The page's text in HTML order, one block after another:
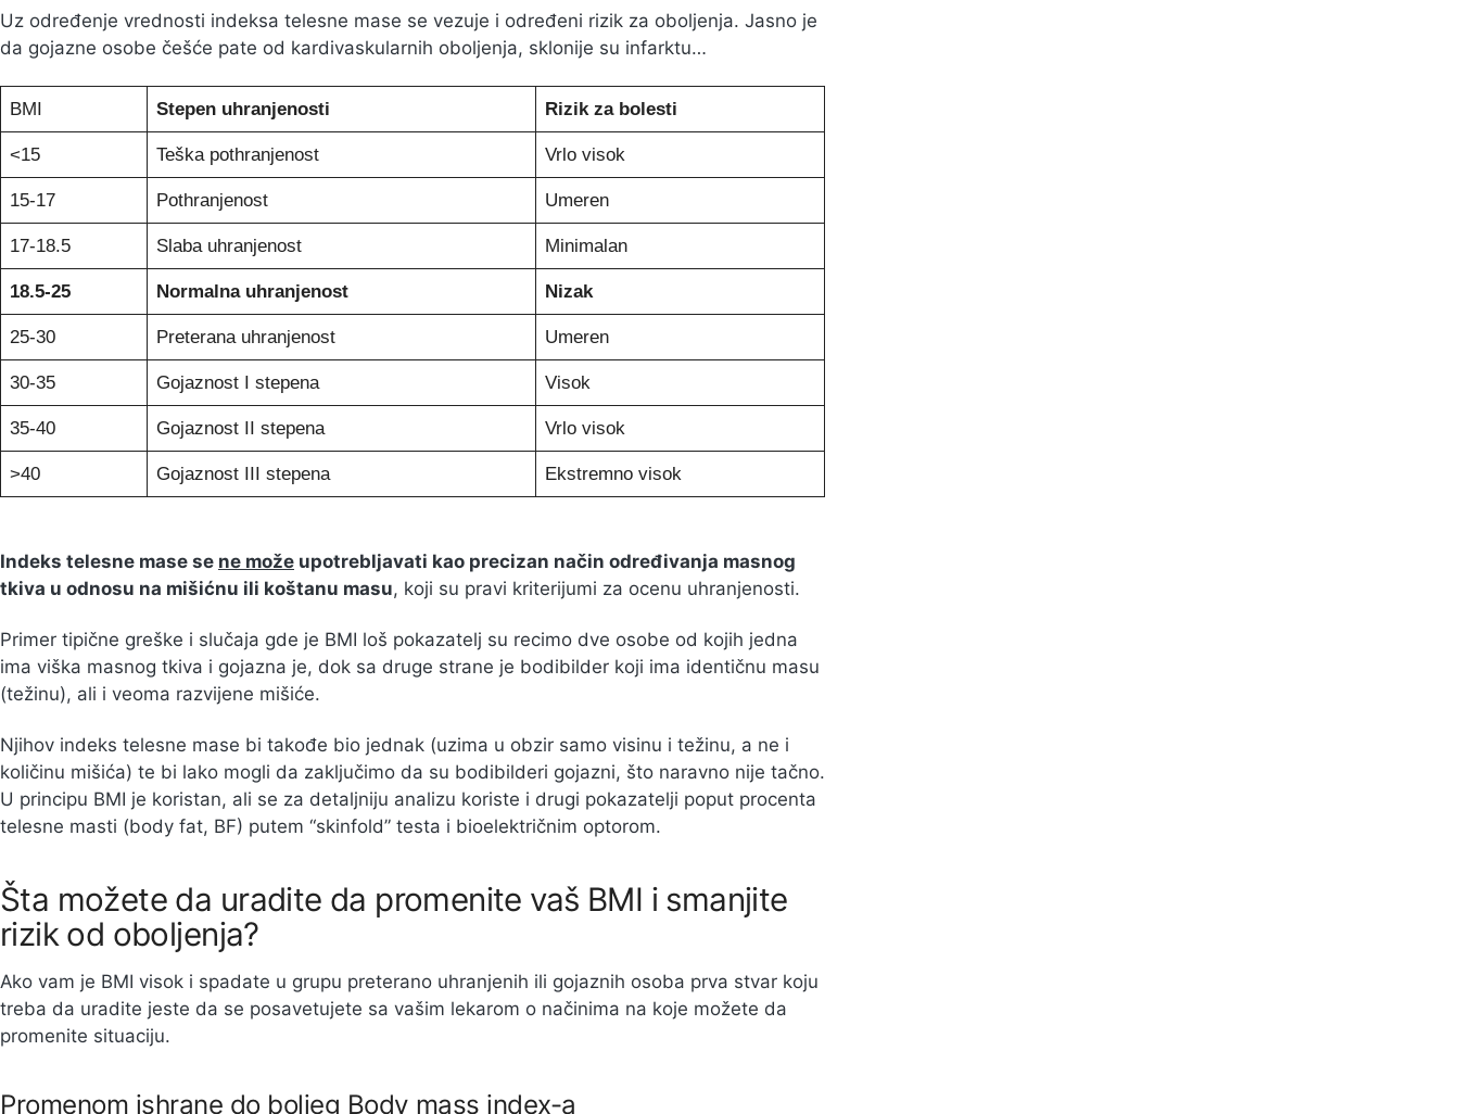
Uz određenje vrednosti indeksa telesne mase se vezuje i određeni rizik za oboljenja. Jasno je
da gojazne osobe češće pate od kardivaskularnih oboljenja, sklonije su infarktu…
BMI Stepen uhranjenosti Rizik za bolesti
<15 Teška pothranjenost Vrlo visok
15-17 Pothranjenost Umeren
17-18.5 Slaba uhranjenost Minimalan
18.5-25 Normalna uhranjenost Nizak
25-30 Preterana uhranjenost Umeren
30-35 Gojaznost I stepena Visok
35-40 Gojaznost II stepena Vrlo visok
>40 Gojaznost III stepena Ekstremno visok
Indeks telesne mase se ne može upotrebljavati kao precizan način određivanja masnog
tkiva u odnosu na mišićnu ili koštanu masu, koji su pravi kriterijumi za ocenu uhranjenosti.
Primer tipične greške i slučaja gde je BMI loš pokazatelj su recimo dve osobe od kojih jedna
ima viška masnog tkiva i gojazna je, dok sa druge strane je bodibilder koji ima identičnu masu
(težinu), ali i veoma razvijene mišiće.
Njihov indeks telesne mase bi takođe bio jednak (uzima u obzir samo visinu i težinu, a ne i
količinu mišića) te bi lako mogli da zaključimo da su bodibilderi gojazni, što naravno nije tačno.
U principu BMI je koristan, ali se za detaljniju analizu koriste i drugi pokazatelji poput procenta
telesne masti (body fat, BF) putem “skinfold” testa i bioelektričnim optorom.
Šta možete da uradite da promenite vaš BMI i smanjite
rizik od oboljenja?
Ako vam je BMI visok i spadate u grupu preterano uhranjenih ili gojaznih osoba prva stvar koju
treba da uradite jeste da se posavetujete sa vašim lekarom o načinima na koje možete da
promenite situaciju.
Promenom ishrane do boljeg Body mass index-a